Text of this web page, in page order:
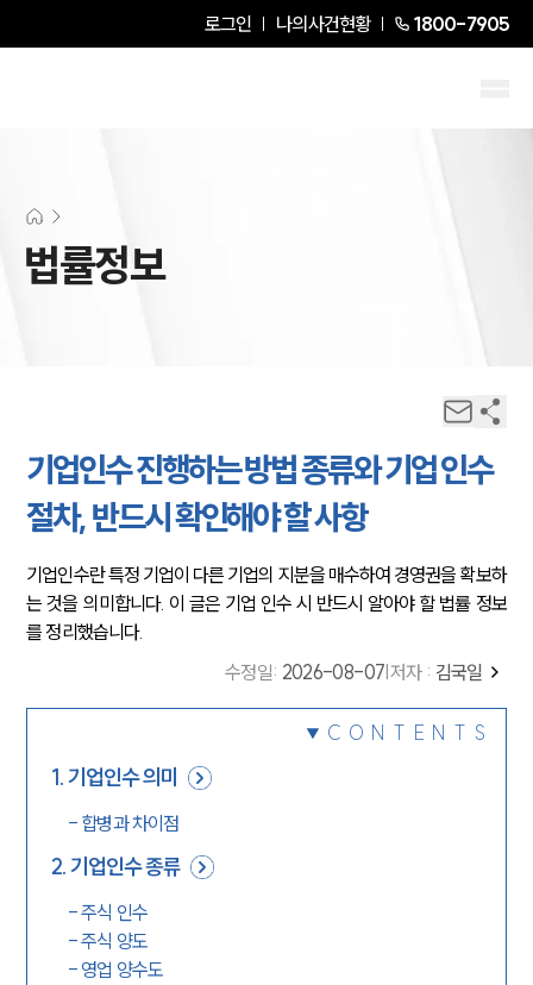
로그인 나의사건현황 1800-7905
법률정보
기업인수 진행하는 방법 종류와 기업 인수
절차, 반드시 확인해야 할 사항
기업인수란 특정 기업이 다른 기업의 지분을 매수하여 경영권을 확보하
는 것을 의미합니다. 이 글은 기업 인수 시 반드시 알아야 할 법률 정보
를 정리했습니다.
수정일: 2026-08-07 저자 : 김국일
CONTENTS
1.기업인수 의미
- 합병과 차이점
2.기업인수 종류
-주식 인수
-주식 양도
-영업 양수도